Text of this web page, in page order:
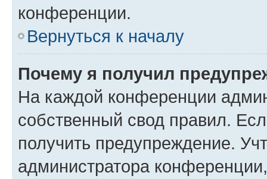
конференции.
Вернуться к началу
Почему я получил
На каждой конференции
собственный свод правил.
получить предупреждение.
администратора